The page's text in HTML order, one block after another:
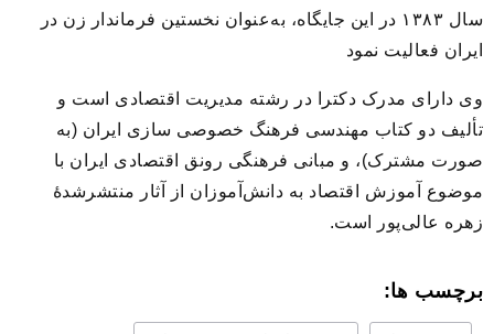
سال ۱۳۸۳ در این جایگاه، به‌عنوان نخستین فرماندار زن در
ایران فعالیت نمود
وی دارای مدرک دکترا در رشته مدیریت اقتصادی است و
تألیف دو کتاب مهندسی فرهنگ خصوصی سازی ایران (به
صورت مشترک)، و مبانی فرهنگی رونق اقتصادی ایران با
موضوع آموزش اقتصاد به دانش‌آموزان از آثار منتشرشدۀ
زهره عالی‌پور است.
برچسب ها: